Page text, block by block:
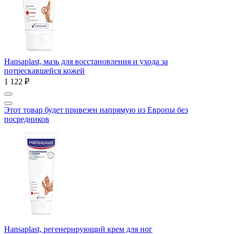
Hansaplast, мазь для восстановления и ухода за
потрескавшейся кожей
1 122 ₽
Этот товар будет привезен напрямую из Европы без
посредников
Hansaplast, регенерирующий крем для ног